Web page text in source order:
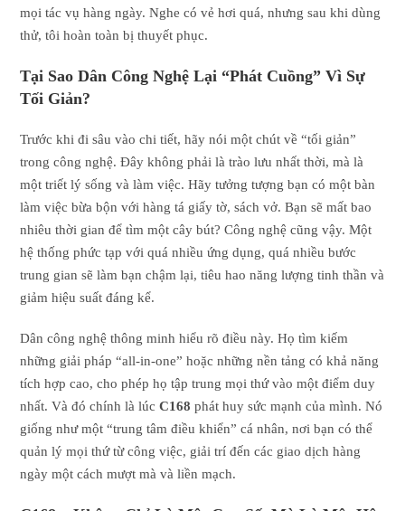
mọi tác vụ hàng ngày. Nghe có vẻ hơi quá, nhưng sau khi dùng
thử, tôi hoàn toàn bị thuyết phục.
Tại Sao Dân Công Nghệ Lại “Phát Cuồng” Vì Sự
Tối Giản?
Trước khi đi sâu vào chi tiết, hãy nói một chút về “tối giản”
trong công nghệ. Đây không phải là trào lưu nhất thời, mà là
một triết lý sống và làm việc. Hãy tưởng tượng bạn có một bàn
làm việc bừa bộn với hàng tá giấy tờ, sách vở. Bạn sẽ mất bao
nhiêu thời gian để tìm một cây bút? Công nghệ cũng vậy. Một
hệ thống phức tạp với quá nhiều ứng dụng, quá nhiều bước
trung gian sẽ làm bạn chậm lại, tiêu hao năng lượng tinh thần và
giảm hiệu suất đáng kể.
Dân công nghệ thông minh hiểu rõ điều này. Họ tìm kiếm
những giải pháp “all-in-one” hoặc những nền tảng có khả năng
tích hợp cao, cho phép họ tập trung mọi thứ vào một điểm duy
nhất. Và đó chính là lúcC168 phát huy sức mạnh của mình. Nó
giống như một “trung tâm điều khiển” cá nhân, nơi bạn có thể
quản lý mọi thứ từ công việc, giải trí đến các giao dịch hàng
ngày một cách mượt mà và liền mạch.